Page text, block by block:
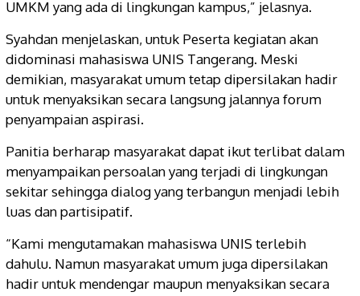
UMKM yang ada di lingkungan kampus,” jelasnya.
Syahdan menjelaskan, untuk Peserta kegiatan akan
didominasi mahasiswa UNIS Tangerang. Meski
demikian, masyarakat umum tetap dipersilakan hadir
untuk menyaksikan secara langsung jalannya forum
penyampaian aspirasi.
Panitia berharap masyarakat dapat ikut terlibat dalam
menyampaikan persoalan yang terjadi di lingkungan
sekitar sehingga dialog yang terbangun menjadi lebih
luas dan partisipatif.
“Kami mengutamakan mahasiswa UNIS terlebih
dahulu. Namun masyarakat umum juga dipersilakan
hadir untuk mendengar maupun menyaksikan secara